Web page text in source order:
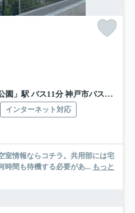
分 神戸市バス「啓明学院前」 停歩11分
インターネット対応
室情報ならコチラ。共用部には宅
時間も待機する必要があ... もっと